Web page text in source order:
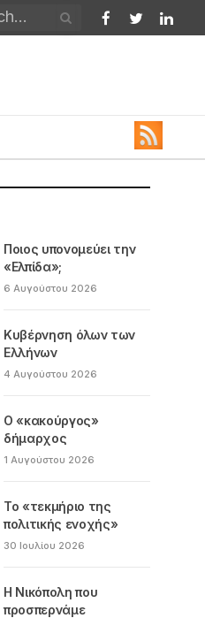
Facebook
Twitter
Ποιος υπονομεύει την
«Ελπίδα»;
6 Αυγούστου 2026
Κυβέρνηση όλων των
Ελλήνων
4 Αυγούστου 2026
Ο «κακούργος»
δήμαρχος
1 Αυγούστου 2026
Το «τεκμήριο της
πολιτικής ενοχής»
30 Ιουλίου 2026
Η Νικόπολη που
προσπερνάμε